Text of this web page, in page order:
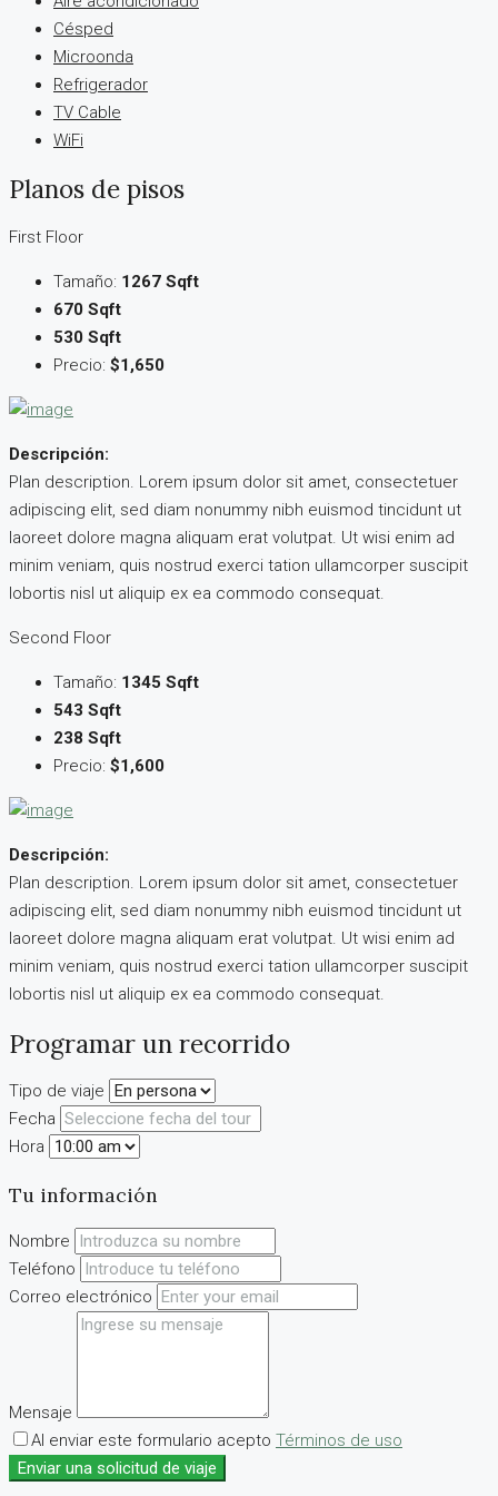
Césped
Microonda
Refrigerador
TV Cable
WiFi
Planos de pisos
First Floor
Tamaño: 1267 Sqft
670 Sqft
530 Sqft
Precio: $1,650
Descripción:
Plan description. Lorem ipsum dolor sit amet, consectetuer
adipiscing elit, sed diam nonummy nibh euismod tincidunt ut
laoreet dolore magna aliquam erat volutpat. Ut wisi enim ad
minim veniam, quis nostrud exerci tation ullamcorper suscipit
lobortis nisl ut aliquip ex ea commodo consequat.
Second Floor
Tamaño: 1345 Sqft
543 Sqft
238 Sqft
Precio: $1,600
Descripción:
Plan description. Lorem ipsum dolor sit amet, consectetuer
adipiscing elit, sed diam nonummy nibh euismod tincidunt ut
laoreet dolore magna aliquam erat volutpat. Ut wisi enim ad
minim veniam, quis nostrud exerci tation ullamcorper suscipit
lobortis nisl ut aliquip ex ea commodo consequat.
Programar un recorrido
Tipo de viaje
Fecha
Hora
Tu información
Nombre
Teléfono
Correo electrónico
Mensaje
Al enviar este formulario acepto Términos de uso
Enviar una solicitud de viaje